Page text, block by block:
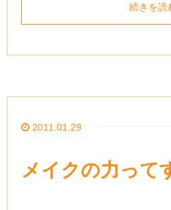
続きを読
2011.01.29
メイクの力っ